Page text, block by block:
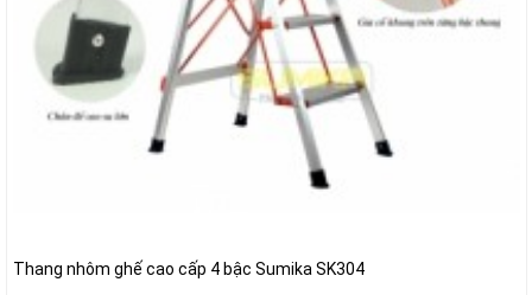
Thang nhôm ghế cao cấp 4 bậc Sumika SK304